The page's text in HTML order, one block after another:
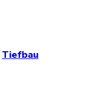
Tiefbau